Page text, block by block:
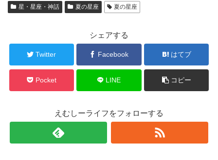
星・星座・神話 夏の星座 夏の星座
シェアする
Twitter Facebook はてブ
Pocket LINE コピー
えむしーライフをフォローする